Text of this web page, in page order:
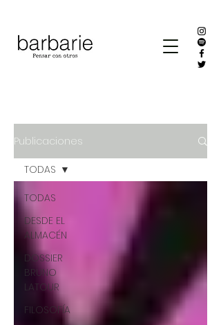
Publicaciones
TODAS
DESDE EL
ALMACÉN
DOSSIER
BRUNO
LATOUR
FILOSOFÍA
TODAS